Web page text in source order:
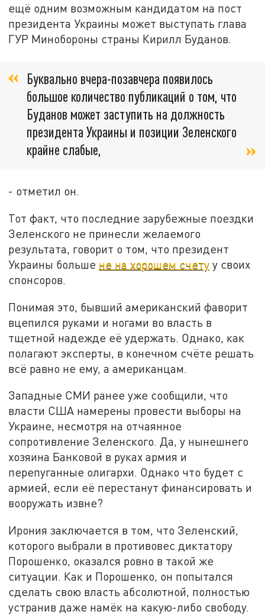
ещё одним возможным кандидатом на пост
президента Украины может выступать глава
ГУР Минобороны страны Кирилл Буданов.
Буквально вчера-позавчера появилось
большое количество публикаций о том, что
Буданов может заступить на должность
президента Украины и позиции Зеленского
крайне слабые,
- отметил он.
Тот факт, что последние зарубежные поездки
Зеленского не принесли желаемого
результата, говорит о том, что президент
Украины больше не на хорошем счету у своих
спонсоров.
Понимая это, бывший американский фаворит
вцепился руками и ногами во власть в
тщетной надежде её удержать. Однако, как
полагают эксперты, в конечном счёте решать
всё равно не ему, а американцам.
Западные СМИ ранее уже сообщили, что
власти США намерены провести выборы на
Украине, несмотря на отчаянное
сопротивление Зеленского. Да, у нынешнего
хозяина Банковой в руках армия и
перепуганные олигархи. Однако что будет с
армией, если её перестанут финансировать и
вооружать извне?
Ирония заключается в том, что Зеленский,
которого выбрали в противовес диктатору
Порошенко, оказался ровно в такой же
ситуации. Как и Порошенко, он попытался
сделать свою власть абсолютной, полностью
устранив даже намёк на какую-либо свободу.